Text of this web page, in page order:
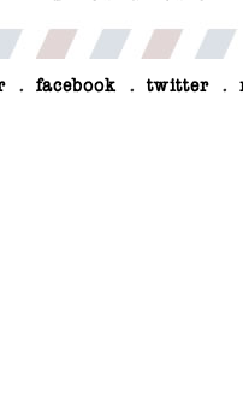
. facebook . twitter .